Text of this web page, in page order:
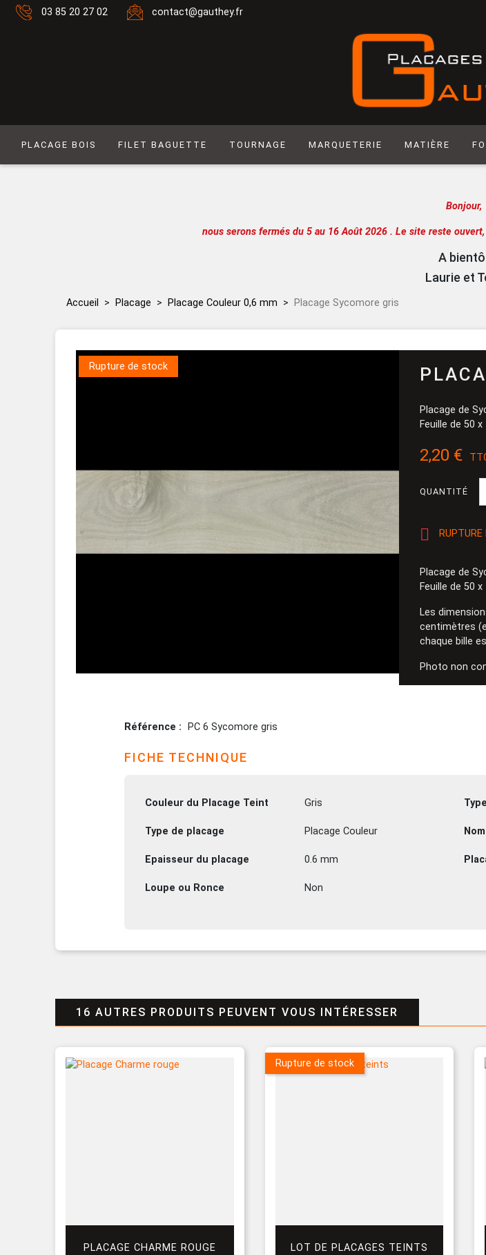
03 85 20 27 02 contact@gauthey.fr
PLACAGE BOIS
Lot de placages
FILET BAGUETTE TOURNAGE MARQUETERIE MATIÈRE
Laser
Bonjour,
nous serons fermés du 5 au 16 Août 2026 . Le site reste
A
Laurie et
Accueil Placage Placage Couleur 0,6 mm Placage Sycomore gris
Rupture de stock
Placage de
Feuille de 50
2,20 €
QUANTITÉ

Placage de
Feuille de 50
Les
centimètres
chaque bille
Photo non
Référence PC 6 Sycomore gris
FICHE TECHNIQUE
Couleur du Placage Teint Gris
Type de placage Placage Couleur
Epaisseur du placage 0.6 mm
Loupe ou Ronce Non
16 AUTRES PRODUITS PEUVENT VOUS INTÉRESSER
PLACAGE CHARME ROUGE LOT DE PLACAGES TEINTS
Rupture de stock